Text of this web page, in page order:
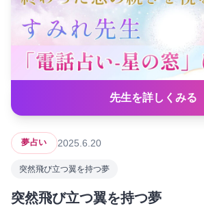
先生を詳しくみる
夢占い 2025.6.20
突然飛び立つ翼を持つ夢
突然飛び立つ翼を持つ夢